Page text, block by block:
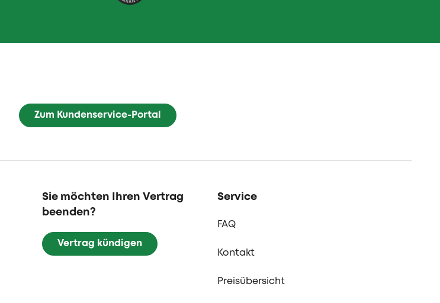
Zum Kundenservice-Portal
Sie möchten Ihren Vertrag
beenden?
Vertrag kündigen
Service
FAQ
Kontakt
Preisübersicht